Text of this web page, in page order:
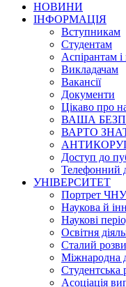
НОВИНИ
ІНФОРМАЦІЯ
Вступникам
Студентам
Аспірантам
Викладачам
Вакансії
Документи
Цікаво про
ВАША
ВАРТО
Доступ до
Телефонний
УНІВЕРСИТЕТ
Портрет ЧНУ
Наукова й
Наукові
Освітня
Сталий
Міжнародна
Студентська
Асоціація